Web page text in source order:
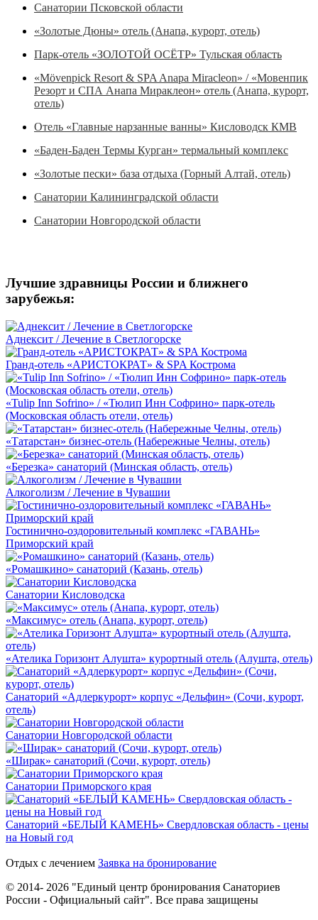
Санатории Псковской области
«Золотые Дюны» отель (Анапа, курорт, отель)
Парк-отель «ЗОЛОТОЙ ОСЁТР» Тульская область
«Mövenpick Resort & SPA Anapa Miracleon» / «Мовенпик
Резорт и СПА Анапа Мираклеон» отель (Анапа, курорт,
отель)
Отель «Главные нарзанные ванны» Кисловодск КМВ
«Баден-Баден Термы Курган» термальный комплекс
«Золотые пески» база отдыха (Горный Алтай, отель)
Санатории Калининградской области
Санатории Новгородской области
Лучшие здравницы России и ближнего
зарубежья:
Аднексит / Лечение в Светлогорске
Гранд-отель «АРИСТОКРАТ» & SPA Кострома
«Tulip Inn Sofrino» / «Тюлип Инн Софрино» парк-отель
(Московская область отели, отель)
«Татарстан» бизнес-отель (Набережные Челны, отель)
«Березка» санаторий (Минская область, отель)
Алкоголизм / Лечение в Чувашии
Гостинично-оздоровительный комплекс «ГАВАНЬ»
Приморский край
«Ромашкино» санаторий (Казань, отель)
Санатории Кисловодска
«Максимус» отель (Анапа, курорт, отель)
«Ателика Горизонт Алушта» курортный отель (Алушта, отель)
Санаторий «Адлеркурорт» корпус «Дельфин» (Сочи, курорт,
отель)
Санатории Новгородской области
«Ширак» санаторий (Сочи, курорт, отель)
Санатории Приморского края
Санаторий «БЕЛЫЙ КАМЕНЬ» Свердловская область - цены
на Новый год
Отдых с лечением Заявка на бронирование
© 2014- 2026 "Единый центр бронирования Санаториев
России - Официальный сайт". Все права защищены